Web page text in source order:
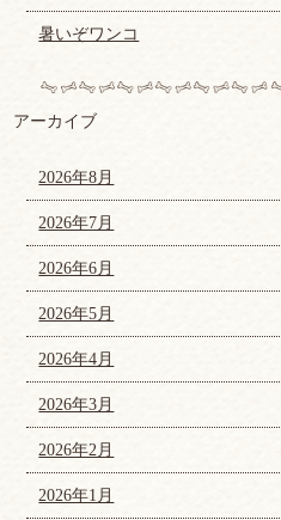
暑いぞワンコ
アーカイブ
2026年8月
2026年7月
2026年6月
2026年5月
2026年4月
2026年3月
2026年2月
2026年1月